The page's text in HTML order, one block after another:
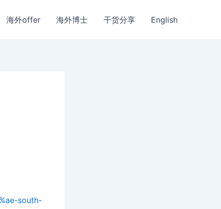
海外offer 海外博士 干货分享 English
south-